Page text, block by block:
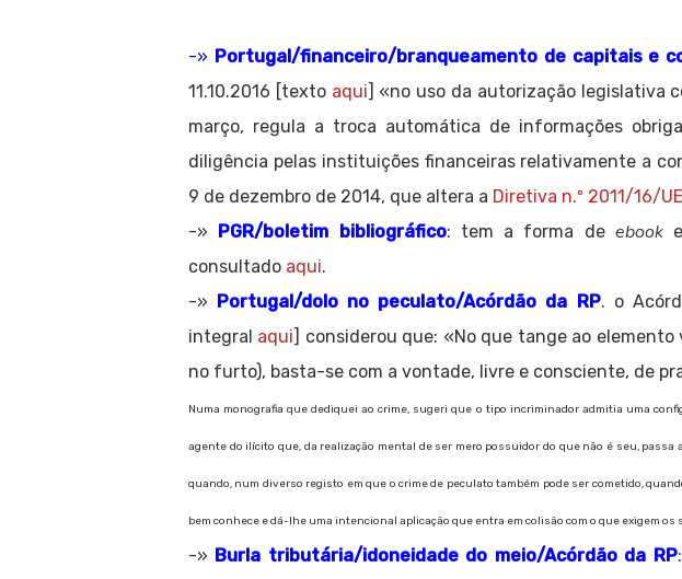
-» Portugal/financeiro/branqueamento de capitais e
11.10.2016 [texto aqui] «no uso da autorização legislativa
março, regula a troca automática de informações
diligência pelas instituições financeiras relativamente a
9 de dezembro de 2014, que altera a Diretiva n.º 2011/16/UE
-» PGR/boletim bibliográfico: tem a forma de ebooke
consultado aqui.
-» Portugal/dolo no peculato/Acórdão da RP. o
integral aqui] considerou que: «No que tange ao
no furto), basta-se com a vontade, livre e consciente, de
Numa monografia que dediquei ao crime, sugeri que o tipo incriminador admitia uma
agente do ilícito que, da realização mental de ser mero possuidor do que não é seu,
quando, num diverso registo em que o crime de peculato também pode ser cometido,
bem conhece e dá-lhe uma intencional aplicação que entra em colisão com o que exigem
-» Burla tributária/idoneidade do meio/Acórdão da RP